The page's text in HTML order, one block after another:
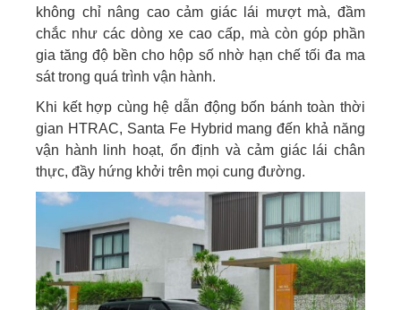
không chỉ nâng cao cảm giác lái mượt mà, đầm
chắc như các dòng xe cao cấp, mà còn góp phần
gia tăng độ bền cho hộp số nhờ hạn chế tối đa ma
sát trong quá trình vận hành.
Khi kết hợp cùng hệ dẫn động bốn bánh toàn thời
gian HTRAC, Santa Fe Hybrid mang đến khả năng
vận hành linh hoạt, ổn định và cảm giác lái chân
thực, đầy hứng khởi trên mọi cung đường.